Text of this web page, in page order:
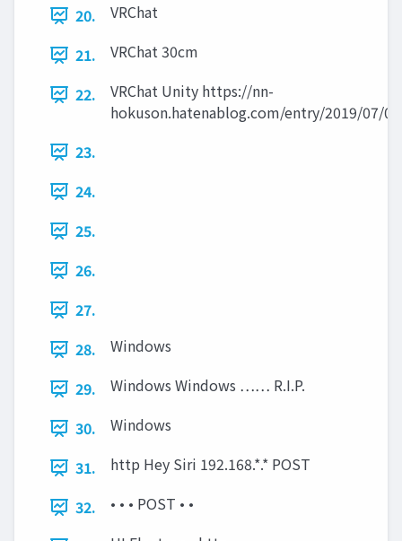
20.
VRChat
21.
VRChat 30cm
22.
VRChat Unity https://nn-
hokuson.hatenablog.com/entry/2019/07/
23.
24.
25.
26.
27.
28.
Windows
29.
Windows Windows …… R.I.P.
30.
Windows
31.
http Hey Siri 192.168.*.* POST
32.
• • • POST • •